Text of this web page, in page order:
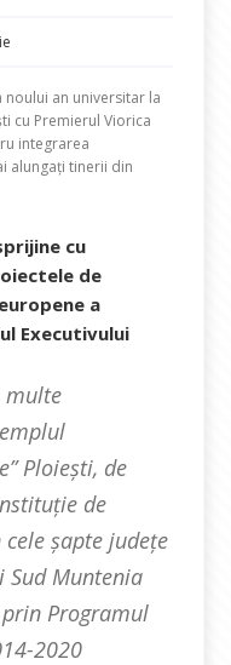
noului an universitar la
cu Premierul Viorica
integrarea
alungaţi tinerii din
cu
de
a
Executivului
multe
Ploiești, de
de
șapte județe
Sud Muntenia
Programul
2020